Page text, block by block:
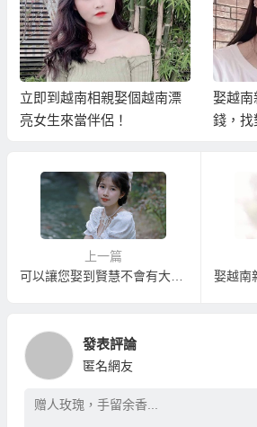
立即到越南相親娶個越南漂
亮女生來當伴侶！
娶越南
錢，找
上一篇
可以讓您娶到賢慧不會有大陸新娘跑掉問題的大陸新娘相親中心
發表評論
匿名網友